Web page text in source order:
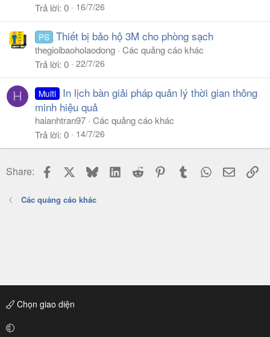
Trả lời 0 16/7/26
PS Thiết bị bảo hộ 3M cho phòng sạch
thegioibaoholaodong Các quảng cáo khác
Trả lời 0 22/7/26
H Multi
In lịch bàn giải pháp quản lý thời gian thông
minh hiệu quả
haianhtran97 Các quảng cáo khác
Trả lời 0 14/7/26
Share: Facebook BlueskyLinkedIn
Reddit PinterestTumblr WhatsApp
Email
Các quảng cáo khác
Chọn giao diện